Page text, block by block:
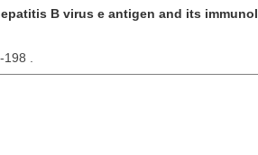
B virus e antigen and its
.